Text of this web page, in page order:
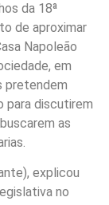
da 18ª
de aproximar
Napoleão
em
pretendem
para discutirem
as
explicou
no